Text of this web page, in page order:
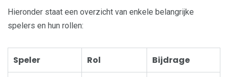
Hieronder staat een overzicht van enkele belangrijke
spelers en hun rollen:
Speler Rol Bijdrage